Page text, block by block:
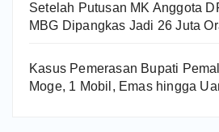
Setelah Putusan MK Anggota
MBG Dipangkas Jadi 26 Juta
Kasus Pemerasan Bupati
Moge, 1 Mobil, Emas hingga